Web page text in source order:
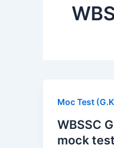
Moc Test
WBSSC
mock test